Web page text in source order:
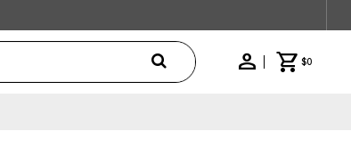
$0